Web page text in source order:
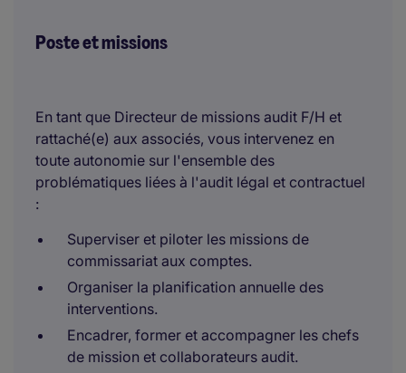
Poste et missions
En tant que Directeur de missions audit F/H et
rattaché(e) aux associés, vous intervenez en
toute autonomie sur l'ensemble des
problématiques liées à l'audit légal et contractuel
:
Superviser et piloter les missions de
commissariat aux comptes.
Organiser la planification annuelle des
interventions.
Encadrer, former et accompagner les chefs
de mission et collaborateurs audit.